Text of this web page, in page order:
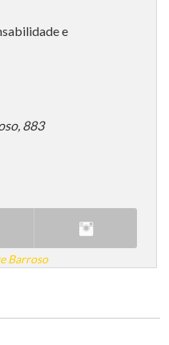
e
883
Barroso